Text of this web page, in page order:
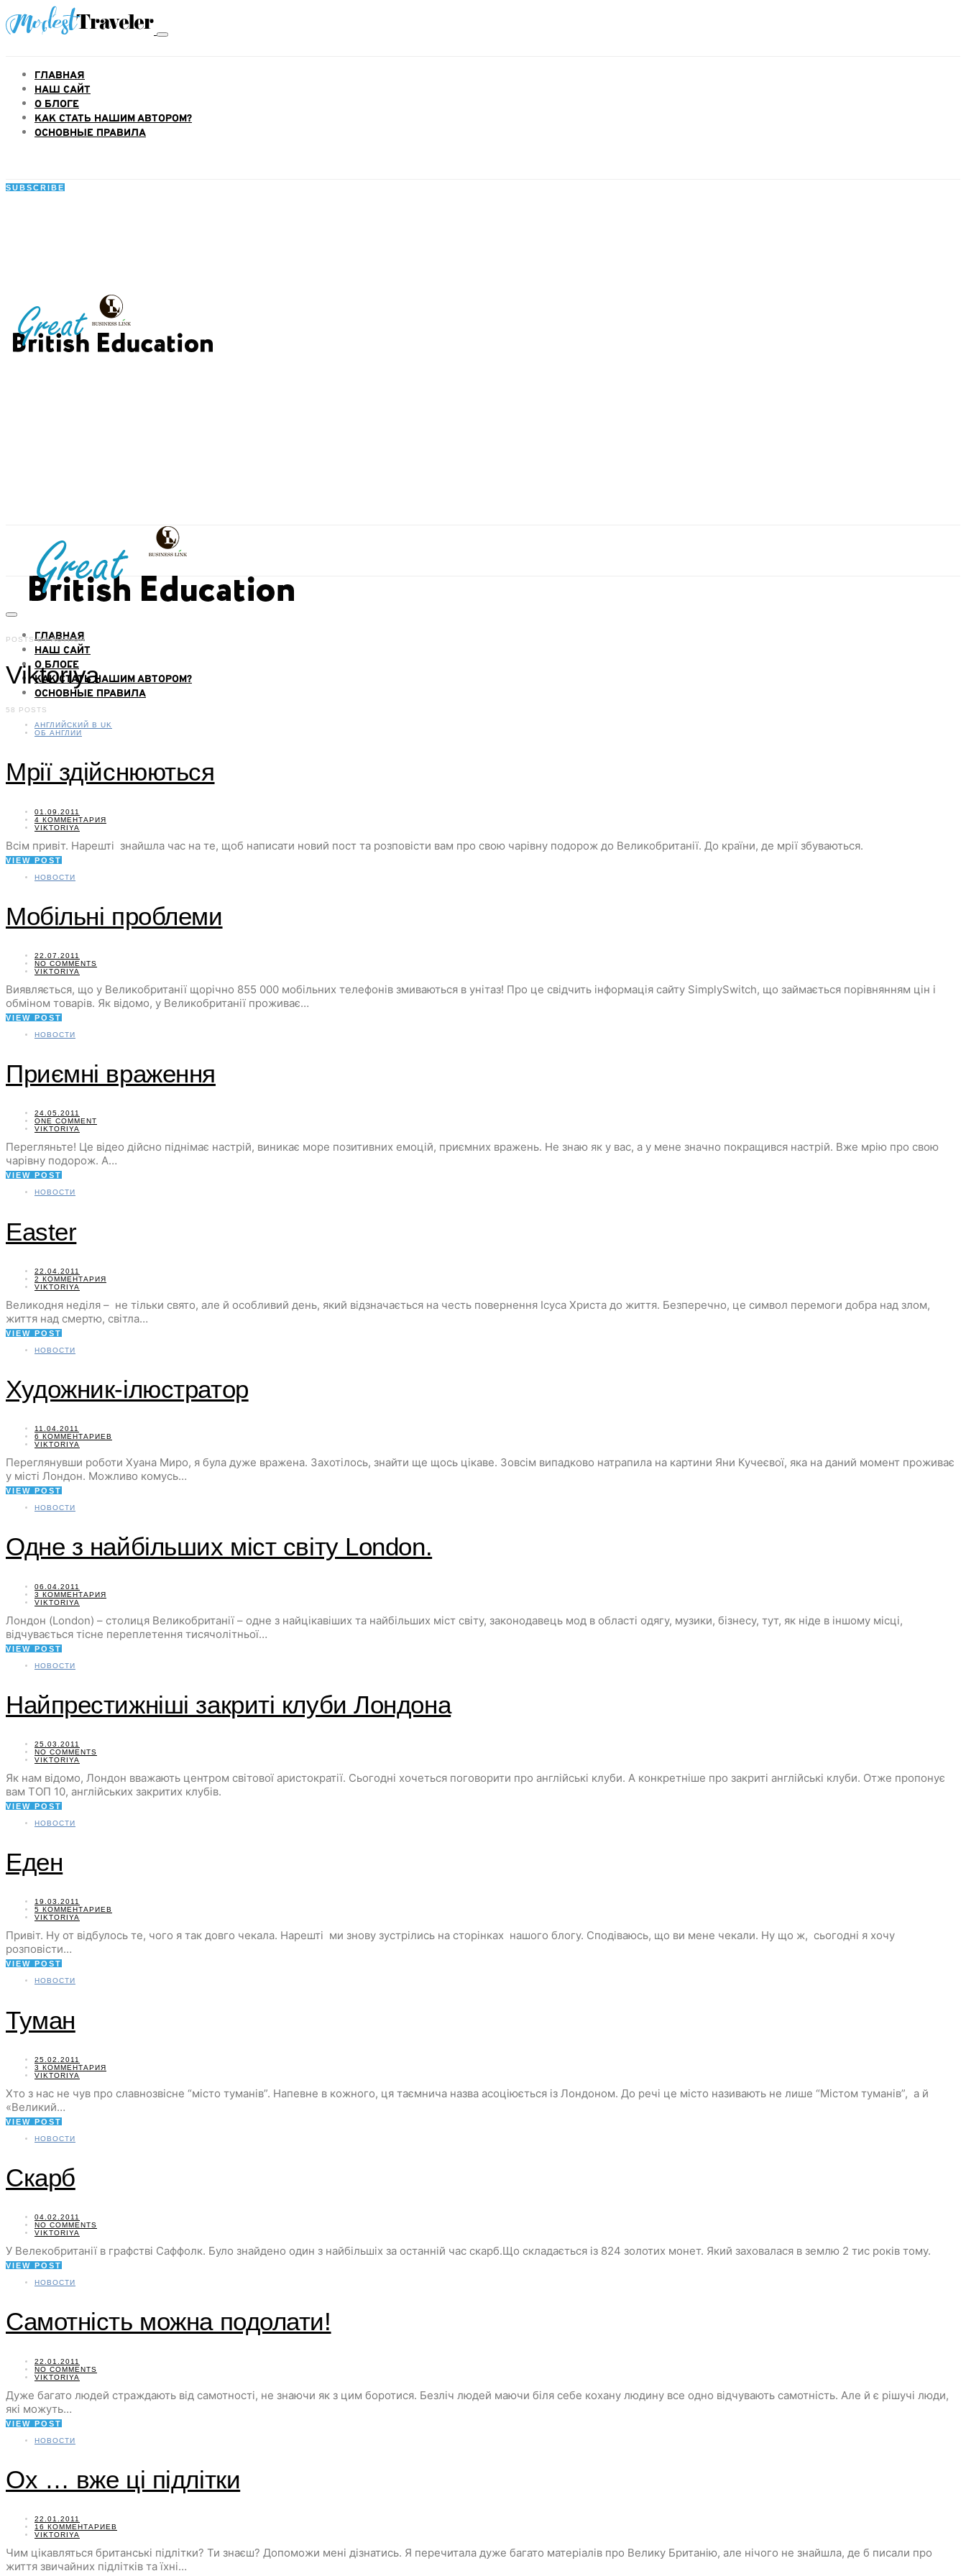
ГЛАВНАЯ
НАШ САЙТ
О БЛОГЕ
КАК СТАТЬ НАШИМ АВТОРОМ?
ОСНОВНЫЕ ПРАВИЛА
SUBSCRIBE
ГЛАВНАЯ
НАШ САЙТ
О БЛОГЕ
КАК СТАТЬ НАШИМ АВТОРОМ?
ОСНОВНЫЕ ПРАВИЛА
POSTS BY AUTHOR
Viktoriya
58 POSTS
АНГЛИЙСКИЙ В UK
ОБ АНГЛИИ
Мрії здійснюються
01.09.2011
4 КОММЕНТАРИЯ
VIKTORIYA
Всім привіт. Нарешті знайшла час на те, щоб написати новий пост та розповісти вам про свою чарівну подорож до Великобританії. До країни, де мрії збуваються.
VIEW POST
НОВОСТИ
Мобільні проблеми
22.07.2011
NO COMMENTS
VIKTORIYA
Виявляється, що у Великобританії щорічно 855 000 мобільних телефонів змиваються в унітаз! Про це свідчить інформація сайту SimplySwitch, що займається порівнянням цін і
обміном товарів. Як відомо, у Великобританії проживає…
VIEW POST
НОВОСТИ
Приємні враження
24.05.2011
ONE COMMENT
VIKTORIYA
Перегляньте! Це відео дійсно піднімає настрій, виникає море позитивних емоцій, приємних вражень. Не знаю як у вас, а у мене значно покращився настрій. Вже мрію про свою
чарівну подорож. А…
VIEW POST
НОВОСТИ
Easter
22.04.2011
2 КОММЕНТАРИЯ
VIKTORIYA
Великодня неділя – не тільки свято, але й особливий день, який відзначається на честь повернення Ісуса Христа до життя. Безперечно, це символ перемоги добра над злом,
життя над смертю, світла…
VIEW POST
НОВОСТИ
Художник-ілюстратор
11.04.2011
6 КОММЕНТАРИЕВ
VIKTORIYA
Переглянувши роботи Хуана Миро, я була дуже вражена. Захотілось, знайти ще щось цікаве. Зовсім випадково натрапила на картини Яни Кучеєвої, яка на даний момент проживає
у місті Лондон. Можливо комусь…
VIEW POST
НОВОСТИ
Одне з найбільших міст світу London.
06.04.2011
3 КОММЕНТАРИЯ
VIKTORIYA
Лондон (London) – столиця Великобританії – одне з найцікавіших та найбільших міст світу, законодавець мод в області одягу, музики, бізнесу, тут, як ніде в іншому місці,
відчувається тісне переплетення тисячолітньої…
VIEW POST
НОВОСТИ
Найпрестижніші закриті клуби Лондона
25.03.2011
NO COMMENTS
VIKTORIYA
Як нам відомо, Лондон вважають центром світової аристократії. Сьогодні хочеться поговорити про англійські клуби. А конкретніше про закриті англійські клуби. Отже пропонує
вам ТОП 10, англійських закритих клубів.
VIEW POST
НОВОСТИ
Еден
19.03.2011
5 КОММЕНТАРИЕВ
VIKTORIYA
Привіт. Ну от відбулось те, чого я так довго чекала. Нарешті ми знову зустрілись на сторінках нашого блогу. Сподіваюсь, що ви мене чекали. Ну що ж, сьогодні я хочу
розповісти…
VIEW POST
НОВОСТИ
Туман
25.02.2011
3 КОММЕНТАРИЯ
VIKTORIYA
Хто з нас не чув про славнозвісне “місто туманів”. Напевне в кожного, ця таємнича назва асоціюється із Лондоном. До речі це місто називають не лише “Містом туманів”, а й
«Великий…
VIEW POST
НОВОСТИ
Скарб
04.02.2011
NO COMMENTS
VIKTORIYA
У Велекобританії в графстві Саффолк. Було знайдено один з найбільшіх за останній час скарб.Що складається із 824 золотих монет. Який заховалася в землю 2 тис років тому.
VIEW POST
НОВОСТИ
Самотність можна подолати!
22.01.2011
NO COMMENTS
VIKTORIYA
Дуже багато людей страждають від самотності, не знаючи як з цим боротися. Безліч людей маючи біля себе кохану людину все одно відчувають самотність. Але й є рішучі люди,
які можуть…
VIEW POST
НОВОСТИ
Ох … вже ці підлітки
22.01.2011
16 КОММЕНТАРИЕВ
VIKTORIYA
Чим цікавляться британські підлітки? Ти знаєш? Допоможи мені дізнатись. Я перечитала дуже багато матеріалів про Велику Британію, але нічого не знайшла, де б писали про
життя звичайних підлітків та їхні…